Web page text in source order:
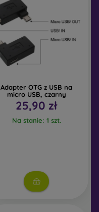
Adapter OTG z USB na
micro USB, czarny
25,90 zł
Na stanie: 1 szt.